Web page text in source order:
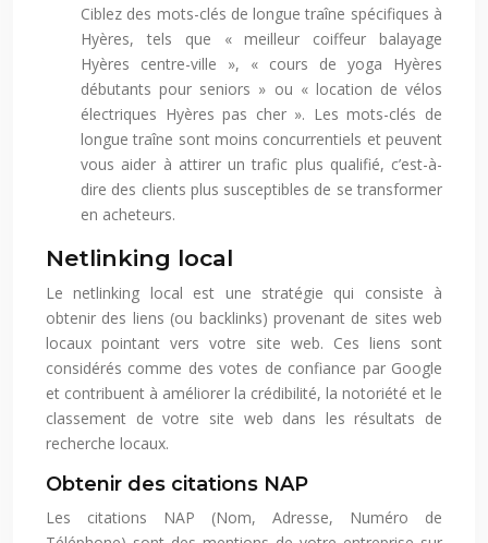
Ciblez des mots-clés de longue traîne spécifiques à
Hyères, tels que « meilleur coiffeur balayage
Hyères centre-ville », « cours de yoga Hyères
débutants pour seniors » ou « location de vélos
électriques Hyères pas cher ». Les mots-clés de
longue traîne sont moins concurrentiels et peuvent
vous aider à attirer un trafic plus qualifié, c’est-à-
dire des clients plus susceptibles de se transformer
en acheteurs.
Netlinking local
Le netlinking local est une stratégie qui consiste à
obtenir des liens (ou backlinks) provenant de sites web
locaux pointant vers votre site web. Ces liens sont
considérés comme des votes de confiance par Google
et contribuent à améliorer la crédibilité, la notoriété et le
classement de votre site web dans les résultats de
recherche locaux.
Obtenir des citations NAP
Les citations NAP (Nom, Adresse, Numéro de